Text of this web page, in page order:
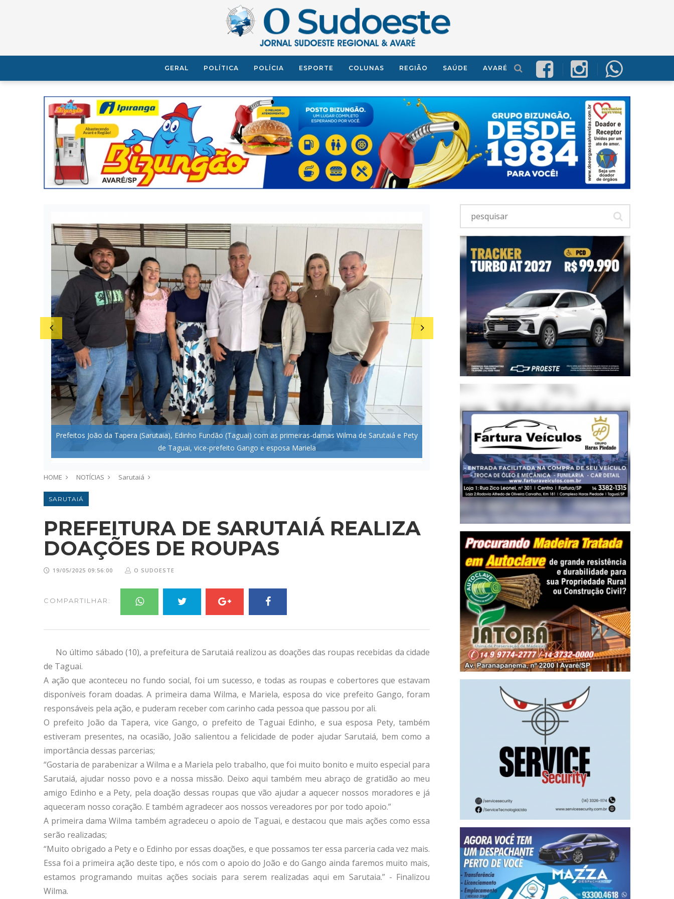
GERAL POLÍTICA POLÍCIA ESPORTE COLUNAS REGIÃO SAÚDE AVARÉ
Primeira-dama de Sarutaiá Wilma, junto com Mariela, esposa do vice Gango, e Pety, primeira-dama de Taguai
Sapatos também foram doados
HOME NOTÍCIAS Sarutaiá
SARUTAIÁ
PREFEITURA DE SARUTAIÁ REALIZA
DOAÇÕES DE ROUPAS
19/05/2025 09:56:00 O SUDOESTE
COMPARTILHAR:
No último sábado (10), a prefeitura de Sarutaiá realizou as doações das roupas recebidas da cidade
de Taguai.
A ação que aconteceu no fundo social, foi um sucesso, e todas as roupas e cobertores que estavam
disponíveis foram doadas. A primeira dama Wilma, e Mariela, esposa do vice prefeito Gango, foram
responsáveis pela ação, e puderam receber com carinho cada pessoa que passou por ali.
O prefeito João da Tapera, vice Gango, o prefeito de Taguai Edinho, e sua esposa Pety, também
estiveram presentes, na ocasião, João salientou a felicidade de poder ajudar Sarutaiá, bem como a
importância dessas parcerias;
“Gostaria de parabenizar a Wilma e a Mariela pelo trabalho, que foi muito bonito e muito especial para
Sarutaiá, ajudar nosso povo e a nossa missão. Deixo aqui também meu abraço de gratidão ao meu
amigo Edinho e a Pety, pela doação dessas roupas que vão ajudar a aquecer nossos moradores e já
aqueceram nosso coração. E também agradecer aos nossos vereadores por por todo apoio.”
A primeira dama Wilma também agradeceu o apoio de Taguai, e destacou que mais ações como essa
serão realizadas;
“Muito obrigado a Pety e o Edinho por essas doações, e que possamos ter essa parceria cada vez mais.
Essa foi a primeira ação deste tipo, e nós com o apoio do João e do Gango ainda faremos muito mais,
estamos programando muitas ações sociais para serem realizadas aqui em Sarutaia.” - Finalizou
Wilma.